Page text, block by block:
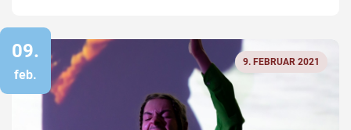
09.
feb.
9. FEBRUAR 2021